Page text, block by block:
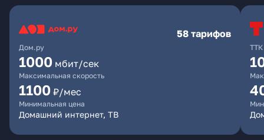
Дом.ру
58 тарифов
1000 мбит/сек
Максимальная скорость
1100 ₽/мес
Минимальная цена
Домашний интернет, ТВ
ТТК